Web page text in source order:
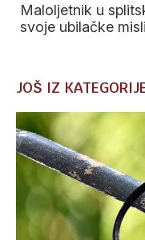
Maloljetnik u
svoje ubilačke
JOŠ IZ